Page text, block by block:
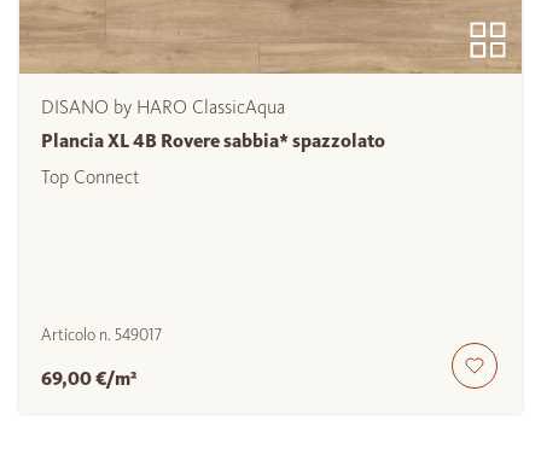
DISANO by HARO ClassicAqua
Plancia XL 4B Rovere sabbia* spazzolato
Top Connect
Articolo n. 549017
69,00 €/m²